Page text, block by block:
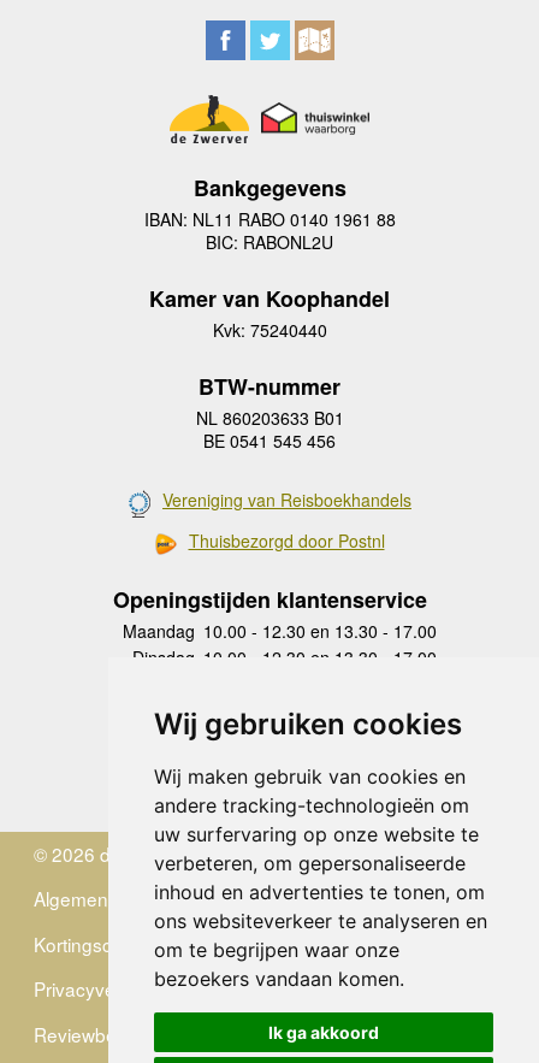
Wij gebruiken cookies
Wij maken gebruik van cookies en
andere tracking-technologieën om
uw surfervaring op onze website te
verbeteren, om gepersonaliseerde
inhoud en advertenties te tonen, om
ons websiteverkeer te analyseren en
om te begrijpen waar onze
bezoekers vandaan komen.
Ik ga akkoord
Bankgegevens
IBAN: NL11 RABO 0140 1961 88
BIC: RABONL2U
Kamer van Koophandel
Kvk: 75240440
BTW-nummer
NL 860203633 B01
BE 0541 545 456
Vereniging van Reisboekhandels
Thuisbezorgd door Postnl
Openingstijden klantenservice
Maandag 10.00 - 12.30 en 13.30 - 17.00
Dinsdag 10.00 - 12.30 en 13.30 - 17.00
Donderdag
10.00 - 12.30 en 13.30 - 17.00
Vrijdag 10.00 - 12.30 en 13.30 - 17.00
Zaterdag
gesloten
Zondag gesloten
© 2026 de Zwerver
Algemene Voorwaarden
Kortingscode
Privacyverklaring
Reviewbeleid